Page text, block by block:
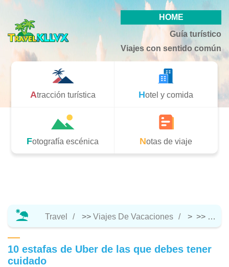
HOME
Guía turístico
Viajes con sentido común
Atracción turística Hotel y comida
Fotografía escénica Notas de viaje
Travel >> Viajes De Vacaciones > >>
10 estafas de Uber de las que debes tener
cuidado